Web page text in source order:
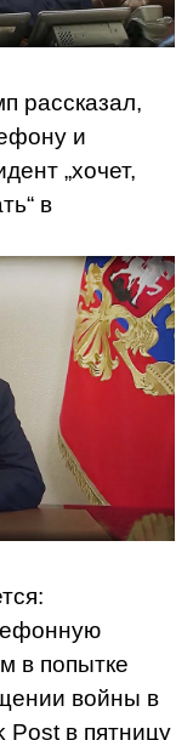
рассказал,
и
„хочет,
в
в попытке
войны в
Post в пятницу